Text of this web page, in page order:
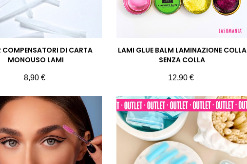
COMPENSATORI DI CARTA
MONOUSO LAMI
Prezzo
8,90 €
LAMI GLUE BALM LAMINAZIONE COLLA
SENZA COLLA
Prezzo
12,90 €